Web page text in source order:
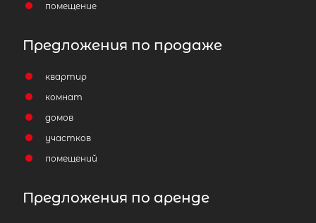
помещение
Предложения по продаже
квартир
комнат
домов
участков
помещений
Предложения по аренде